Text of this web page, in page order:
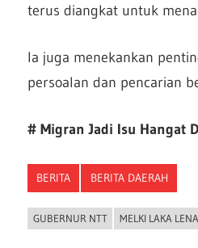
terus diangkat untuk
Ia juga menekankan
persoalan dan pencarian
# Migran Jadi Isu Hangat
BERITA BERITA DAERAH
GUBERNUR NTT MELKI LAKA LENA